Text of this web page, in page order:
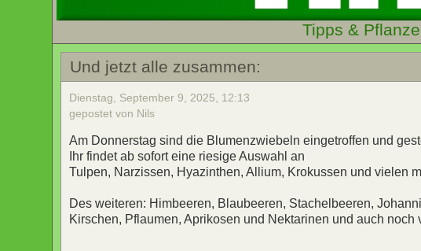
Tipps &
Und jetzt alle zusammen:
Dienstag, September 9, 2025, 12:13
gepostet von Nils
Am Donnerstag sind die Blumenzwiebeln eingetroffen und
Ihr findet ab sofort eine riesige Auswahl an
Tulpen, Narzissen, Hyazinthen, Allium, Krokussen und vielen
Des weiteren: Himbeeren, Blaubeeren, Stachelbeeren,
Kirschen, Pflaumen, Aprikosen und Nektarinen und auch noch